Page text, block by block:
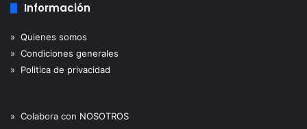
Información
» Quienes somos
» Condiciones generales
» Politica de privacidad
» Colabora con NOSOTROS